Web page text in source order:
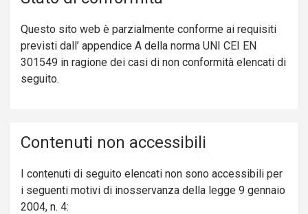
Questo sito web è parzialmente conforme ai requisiti
previsti dall’ appendice A della norma UNI CEI EN
301549 in ragione dei casi di non conformità elencati di
seguito.
Contenuti non accessibili
I contenuti di seguito elencati non sono accessibili per
i seguenti motivi di inosservanza della legge 9 gennaio
2004, n. 4: